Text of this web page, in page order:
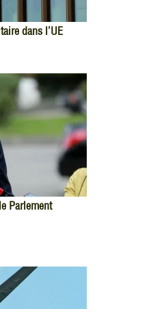
dans l’UE
Parlement